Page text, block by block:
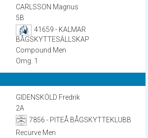
CARLSSON Magnus
5B
41659 - KALMAR
BÅGSKYTTESÄLLSKAP
Compound Men
Omg. 1
GIDENSKÖLD Fredrik
2A
7856 - PITEÅ BÅGSKYTTEKLUBB
Recurve Men